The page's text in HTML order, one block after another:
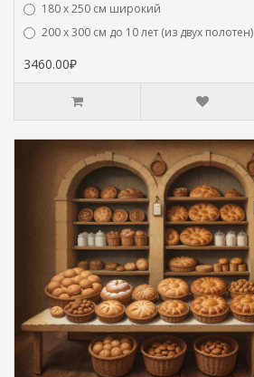
180 х 250 см широкий
200 х 300 см до 10 лет (из двух полотен)
3460.00₽